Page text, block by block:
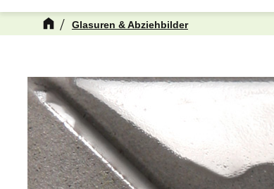
Glasuren & Abziehbilder